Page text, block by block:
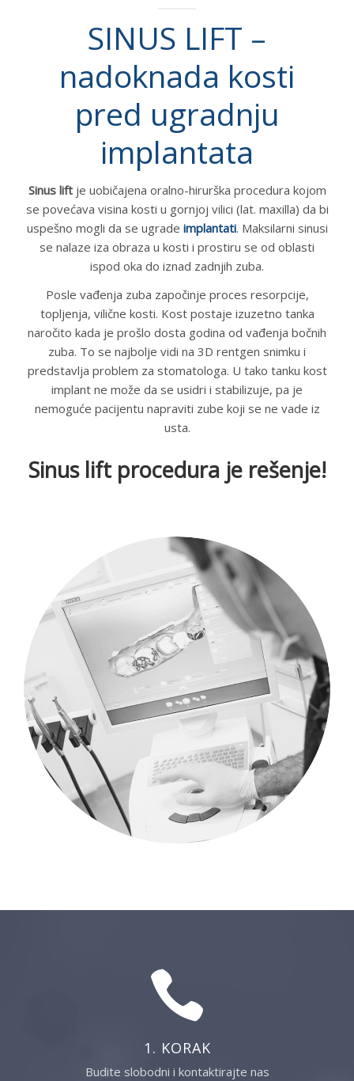
CENOVNIK
SINUS LIFT –
nadoknada kosti
pred ugradnju
implantata
Sinus liftje uobičajena oralno-hirurška procedura kojom
se povećava visina kosti u gornjoj vilici (lat. maxilla) da bi
uspešno mogli da se ugrade implantati. Maksilarni sinusi
se nalaze iza obraza u kosti i prostiru se od oblasti
ispod oka do iznad zadnjih zuba.
Posle vađenja zuba započinje proces resorpcije,
topljenja, vilične kosti. Kost postaje izuzetno tanka
naročito kada je prošlo dosta godina od vađenja bočnih
zuba. To se najbolje vidi na 3D rentgen snimku i
predstavlja problem za stomatologa. U tako tanku kost
implant ne može da se usidri i stabilizuje, pa je
nemoguće pacijentu napraviti zube koji se ne vade iz
usta.
Sinus lift procedura je rešenje!
1. KORAK
Budite slobodni i kontaktirajte nas